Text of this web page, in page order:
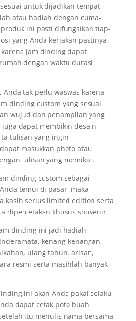
untuk dijadikan tempat
atau hadiah dengan cuma-
ini pasti difungsikan tiap-
yang Anda kerjakan pastinya
jam dinding dapat
dengan waktu durasi
Anda tak perlu waswas karena
dinding custom yang sesuai
wujud dan penampilan yang
juga dapat membikin desain
tulisan yang ingin
masukkan photo atau
tulisan yang memikat.
dinding custom sebagai
temui di pasar, maka
kasih serius limited edition serta
dipercetakan khusus souvenir.
dinding ini jadi hadiah
kenang-kenangan,
ulang tahun, arisan,
resmi serta masihlah banyak
ini akan Anda pakai selaku
dapat cetak poto buah
itu menulis nama bersama